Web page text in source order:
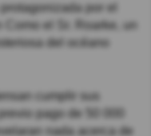
por el
el Sr. Roarke, un
del océano
cumplir sus
pago de 50 000
nada acerca de